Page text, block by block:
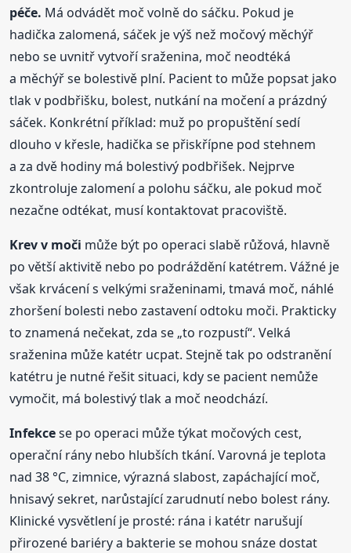
péče. Má odvádět moč volně do sáčku. Pokud je
hadička zalomená, sáček je výš než močový měchýř
nebo se uvnitř vytvoří sraženina, moč neodtéká
a měchýř se bolestivě plní. Pacient to může popsat jako
tlak v podbřišku, bolest, nutkání na močení a prázdný
sáček. Konkrétní příklad: muž po propuštění sedí
dlouho v křesle, hadička se přiskřípne pod stehnem
a za dvě hodiny má bolestivý podbřišek. Nejprve
zkontroluje zalomení a polohu sáčku, ale pokud moč
nezačne odtékat, musí kontaktovat pracoviště.
Krev v moči může být po operaci slabě růžová, hlavně
po větší aktivitě nebo po podráždění katétrem. Vážné je
však krvácení s velkými sraženinami, tmavá moč, náhlé
zhoršení bolesti nebo zastavení odtoku moči. Prakticky
to znamená nečekat, zda se „to rozpustí“. Velká
sraženina může katétr ucpat. Stejně tak po odstranění
katétru je nutné řešit situaci, kdy se pacient nemůže
vymočit, má bolestivý tlak a moč neodchází.
Infekcese po operaci může týkat močových cest,
operační rány nebo hlubších tkání. Varovná je teplota
nad 38 °C, zimnice, výrazná slabost, zapáchající moč,
hnisavý sekret, narůstající zarudnutí nebo bolest rány.
Klinické vysvětlení je prosté: rána i katétr narušují
přirozené bariéry a bakterie se mohou snáze dostat